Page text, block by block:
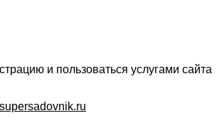
и пользоваться услугами сайта